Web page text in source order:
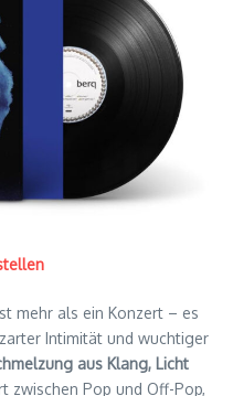
mehr als ein Konzert – es
Intimität und wuchtiger
aus Klang, Licht
zwischen Pop und Off-Pop,